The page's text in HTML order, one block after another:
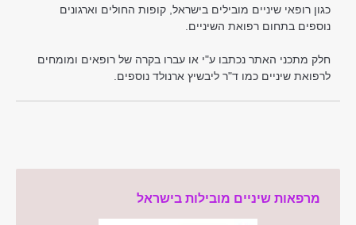
כגון רופאי שיניים מובילים בישראל, קופות החולים וארגונים
נוספים בתחום רפואת השיניים.
חלק מתכני האתר נכתבו ע"י או עברו בקרה של רופאים ומומחים
לרפואת שיניים כמו ד"ר ליבשיץ ארנולד נוספים.
מרפאות שיניים מובילות בישראל